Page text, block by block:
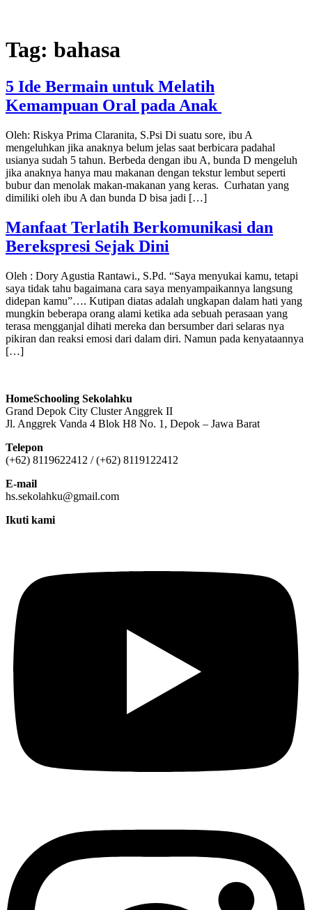
Tag: bahasa
5 Ide Bermain untuk Melatih
Kemampuan Oral pada Anak
Oleh: Riskya Prima Claranita, S.Psi Di suatu sore, ibu A
mengeluhkan jika anaknya belum jelas saat berbicara padahal
usianya sudah 5 tahun. Berbeda dengan ibu A, bunda D mengeluh
jika anaknya hanya mau makanan dengan tekstur lembut seperti
bubur dan menolak makan-makanan yang keras. Curhatan yang
dimiliki oleh ibu A dan bunda D bisa jadi […]
Manfaat Terlatih Berkomunikasi dan
Berekspresi Sejak Dini
Oleh : Dory Agustia Rantawi., S.Pd. “Saya menyukai kamu, tetapi
saya tidak tahu bagaimana cara saya menyampaikannya langsung
didepan kamu”…. Kutipan diatas adalah ungkapan dalam hati yang
mungkin beberapa orang alami ketika ada sebuah perasaan yang
terasa mengganjal dihati mereka dan bersumber dari selaras nya
pikiran dan reaksi emosi dari dalam diri. Namun pada kenyataannya
[…]
HomeSchooling Sekolahku
Grand Depok City Cluster Anggrek II
Jl. Anggrek Vanda 4 Blok H8 No. 1, Depok – Jawa Barat
Telepon
(+62) 8119622412 / (+62) 8119122412
E-mail
hs.sekolahku@gmail.com
Ikuti kami